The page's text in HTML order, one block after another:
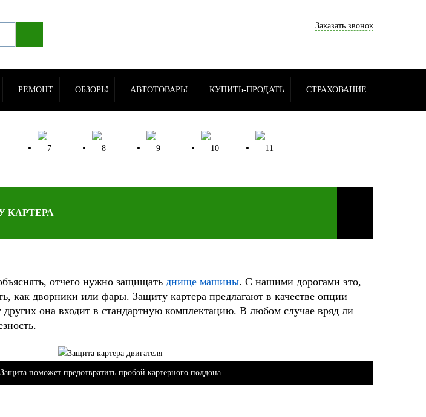
Заказать звонок
РЕМОНТ ОБЗОРЫ АВТОТОВАРЫ КУПИТЬ-ПРОДАТЬ СТРАХОВАНИЕ
КАРТЕРА
отчего нужно защищать днище машины. С нашими дорогами это,
как дворники или фары. Защиту картера предлагают в качестве опции
других она входит в стандартную комплектацию. В любом случае вряд ли
Защита поможет предотвратить пробой картерного поддона